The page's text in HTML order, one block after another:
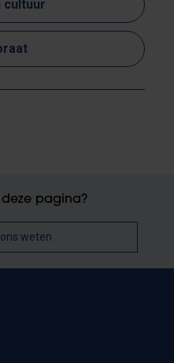
cultuur
pagina?
ons weten